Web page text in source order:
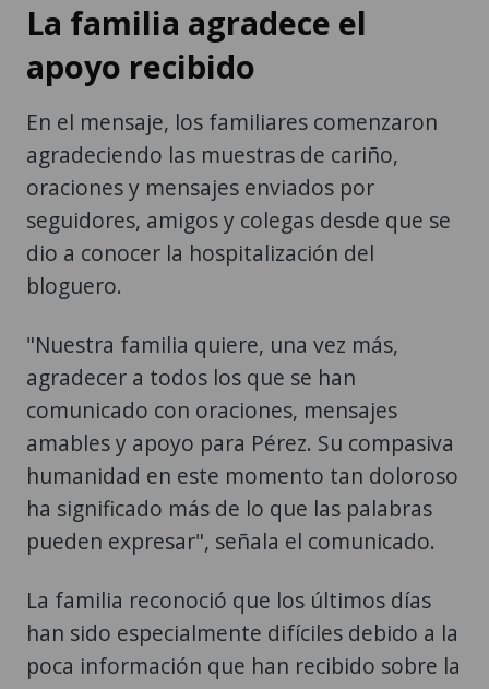
La familia agradece el
apoyo recibido
En el mensaje, los familiares comenzaron
agradeciendo las muestras de cariño,
oraciones y mensajes enviados por
seguidores, amigos y colegas desde que se
dio a conocer la hospitalización del
bloguero.
"Nuestra familia quiere, una vez más,
agradecer a todos los que se han
comunicado con oraciones, mensajes
amables y apoyo para Pérez. Su compasiva
humanidad en este momento tan doloroso
ha significado más de lo que las palabras
pueden expresar", señala el comunicado.
La familia reconoció que los últimos días
han sido especialmente difíciles debido a la
poca información que han recibido sobre la